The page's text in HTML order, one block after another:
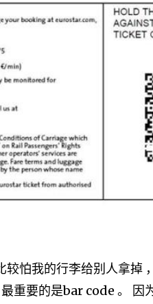
较怕我的行李给别人拿掉
重要的是bar code 。 因